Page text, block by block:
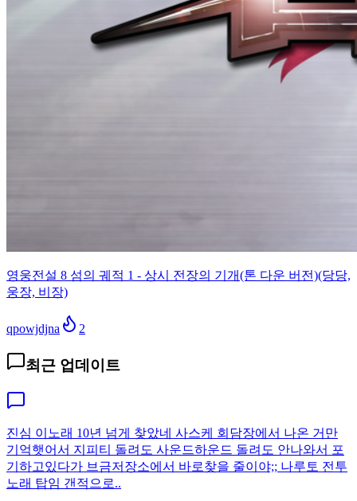
영웅전설 8 섬의 궤적 1 - 상시 전장의 기개(톤 다운 버전)(당당,
웅장, 비장)
qpowjdjna 2
최근 업데이트
진심 이노래 10년 넘게 찾았네 사스케 회담장에서 나온 거만
기억햇어서 지피티 돌려도 사운드하운드 돌려도 안나와서 포
기하고있다가 브금저장소에서 바로찾을 줄이야;; 나루토 전투
노래 탑임 갠적으로..